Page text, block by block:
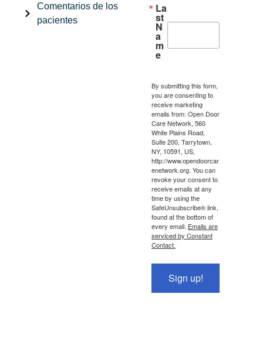
Comentarios de los
pacientes
La
st
N
a
m
e
By submitting this form,
you are consenting to
receive marketing
emails from: Open Door
Care Network, 560
White Plains Road,
Suite 200, Tarrytown,
NY, 10591, US,
http://www.opendoorcar
enetwork.org. You can
revoke your consent to
receive emails at any
time by using the
SafeUnsubscribe® link,
found at the bottom of
every email. Emails are
serviced by Constant
Contact.
Sign up!